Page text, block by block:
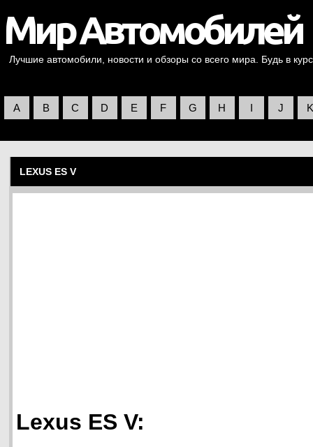
Лучшие автомобили, новости и обзоры со всего мира. Будь в
A B C D E F G H I J K
LEXUS ES V
Lexus ES V: